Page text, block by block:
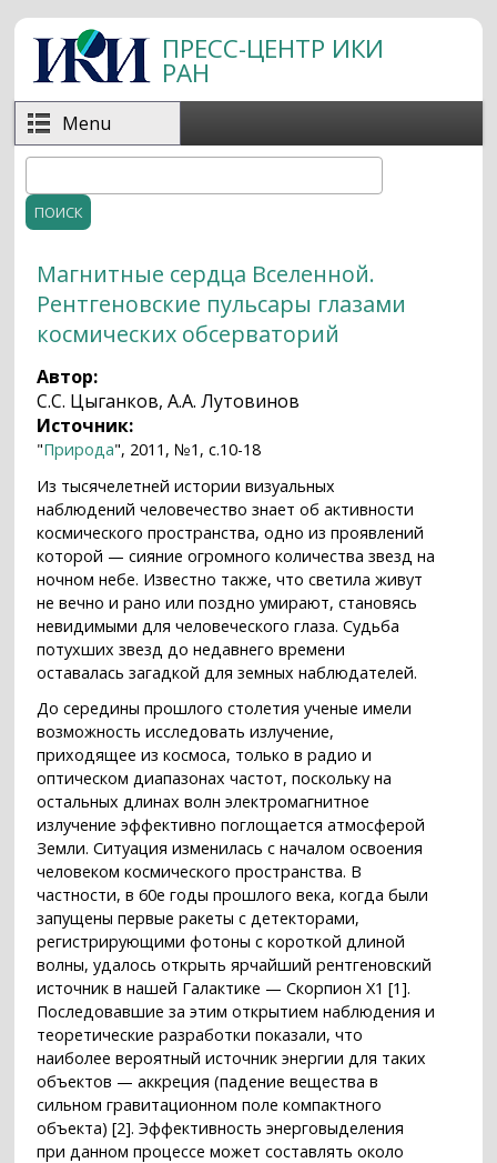
Перейти к основному содержанию
ПРЕСС-ЦЕНТР ИКИ
РАН
Menu
Форма поиска
Магнитные сердца Вселенной.
Рентгеновские пульсары глазами
космических обсерваторий
Автор:
С.С. Цыганков, А.А. Лутовинов
Источник:
"Природа", 2011, №1, с.10-18
Из тысячелетней истории визуальных
наблюдений человечество знает об активности
космического пространства, одно из проявлений
которой — сияние огромного количества звезд на
ночном небе. Известно также, что светила живут
не вечно и рано или поздно умирают, становясь
невидимыми для человеческого глаза. Судьба
потухших звезд до недавнего времени
оставалась загадкой для земных наблюдателей.
До середины прошлого столетия ученые имели
возможность исследовать излучение,
приходящее из космоса, только в радио и
оптическом диапазонах частот, поскольку на
остальных длинах волн электромагнитное
излучение эффективно поглощается атмосферой
Земли. Ситуация изменилась с началом освоения
человеком космического пространства. В
частности, в 60е годы прошлого века, когда были
запущены первые ракеты с детекторами,
регистрирующими фотоны с короткой длиной
волны, удалось открыть ярчайший рентгеновский
источник в нашей Галактике — Скорпион X1 [1].
Последовавшие за этим открытием наблюдения и
теоретические разработки показали, что
наиболее вероятный источник энергии для таких
объектов — аккреция (падение вещества в
сильном гравитационном поле компактного
объекта) [2]. Эффективность энерговыделения
при данном процессе может составлять около